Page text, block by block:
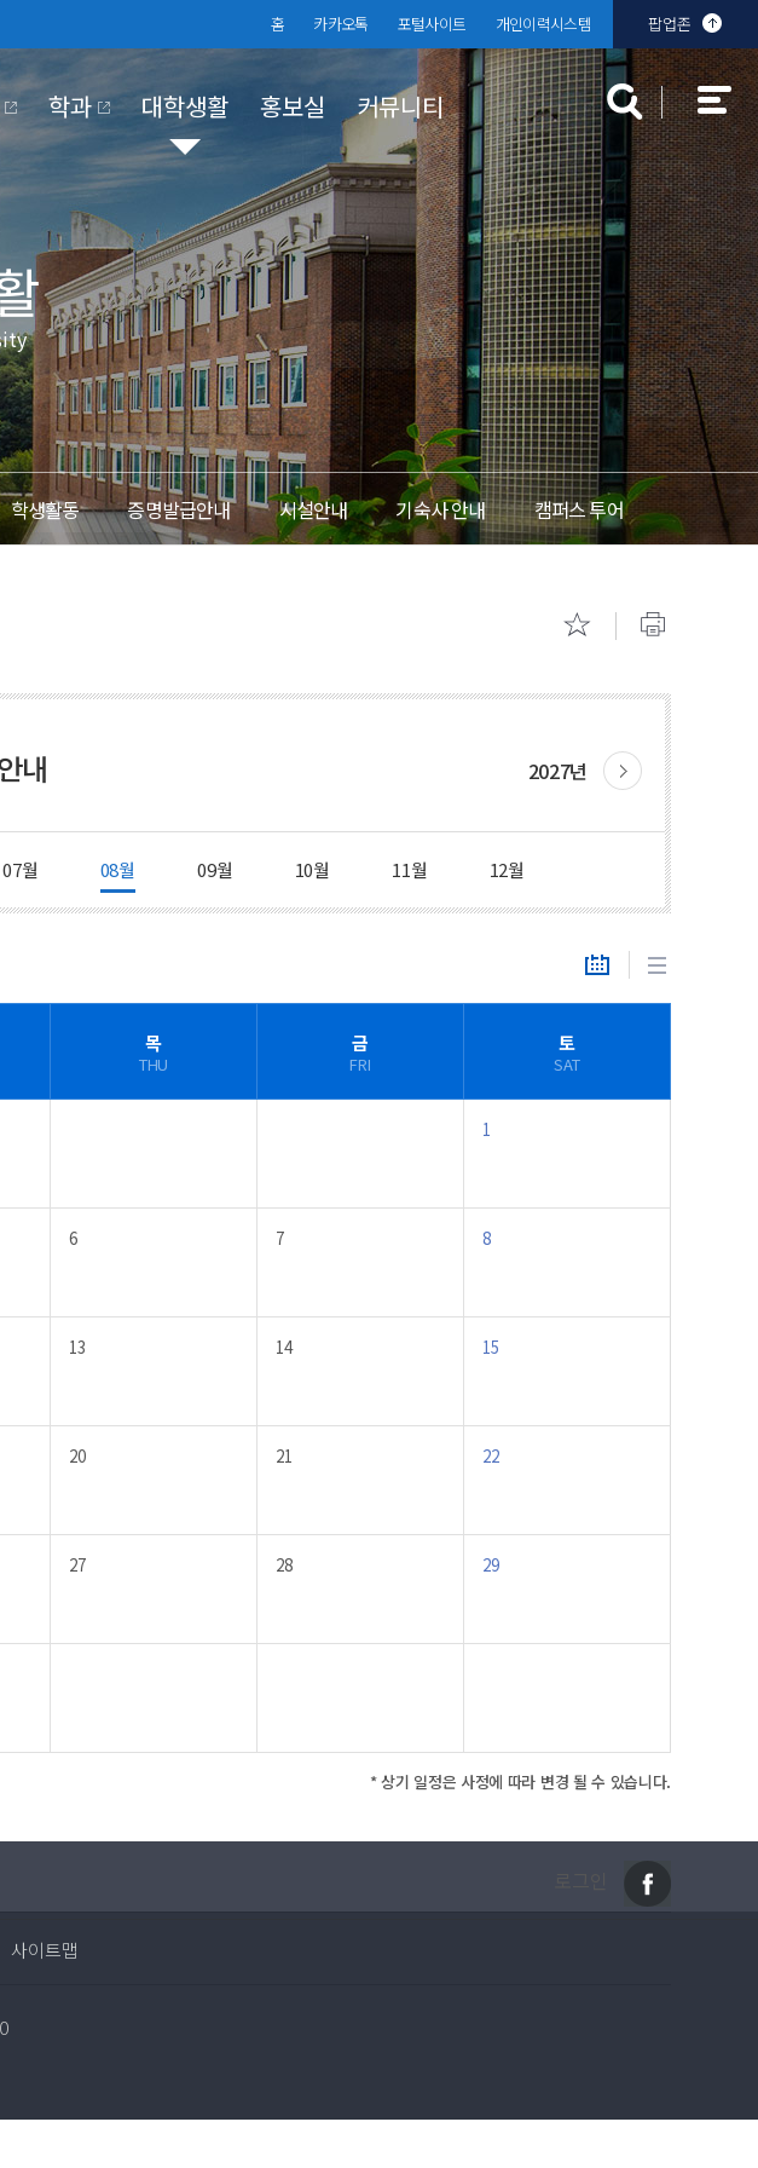
홈 카카오톡 포털사이트 개인이력시스템 팝업존
핵심 전략 및
과제
정보공개
정보공개제도안내
비공개대상정보 세부기준
정보목록
사전정보공개
대학정보공시
대학자체평가
대학규정
규정공지
대학규정
찾아오시
학과 대학생활
교육만족도조사 장학 · 학자금 대출
국가장학금
학자금 대출
교내장학금
교외장학금
근로장학금
학생상담
충효관
홍보실
국제저널 대학발전기금
커뮤니티
국제장터 분실물센터 입찰공고
코로나19 대응 안내
학생활동 증명발급안내 시설안내 기숙사 안내 캠퍼스 투어
내 2027년
07월 08월 09월 10월 11월 12월
목
THU
금
FRI
토
SAT
1
6 7 8
13 14 15
20 21 22
27 28 29
* 상기 일정은 사정에 따라 변경 될 수 있습니다.
사이트맵